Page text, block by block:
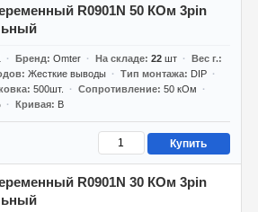
R0901N 50 КОм 3pin
Бренд Omter На складе 22шт
Вес г.
Жесткие выводы Тип монтажа
DIP
500шт. Сопротивление 50 кОм
Кривая B
Купить
R0901N 30 КОм 3pin